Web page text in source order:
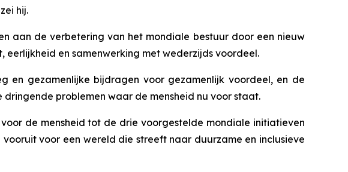
hij.
aan de verbetering van het mondiale bestuur door een nieuw
en samenwerking met wederzijds voordeel.
en gezamenlijke bijdragen voor gezamenlijk voordeel, en de
problemen waar de mensheid nu voor staat.
de mensheid tot de drie voorgestelde mondiale initiatieven
voor een wereld die streeft naar duurzame en inclusieve